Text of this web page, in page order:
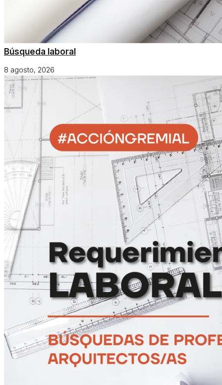
Búsqueda laboral
8 agosto, 2026